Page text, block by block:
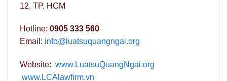
12, TP. HCM
Hotline: 0905 333 560
Email: info@luatsuquangngai.org
Website: www.LuatsuQuangNgai.org
www.LCAlawfirm.vn